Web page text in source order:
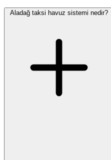
Aladağ taksi havuz sistemi nedir?